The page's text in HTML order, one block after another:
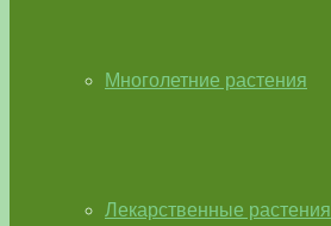
Многолетние растения
Лекарственные растения